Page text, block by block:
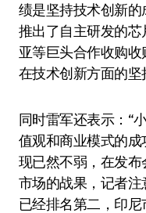
绩是坚持技术创新
推出了自主研发的芯
亚等巨头合作收购
在技术创新方面的坚
同时雷军还表示：“
值观和商业模式的
现已然不弱，在发
市场的战果，记者
已经排名第二，印